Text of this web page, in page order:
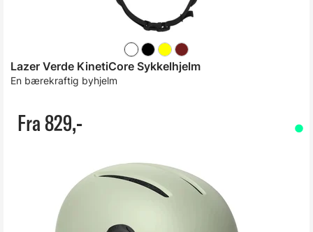
Lazer Verde KinetiCore Sykkelhjelm
En bærekraftig byhjelm
Fra 829,-